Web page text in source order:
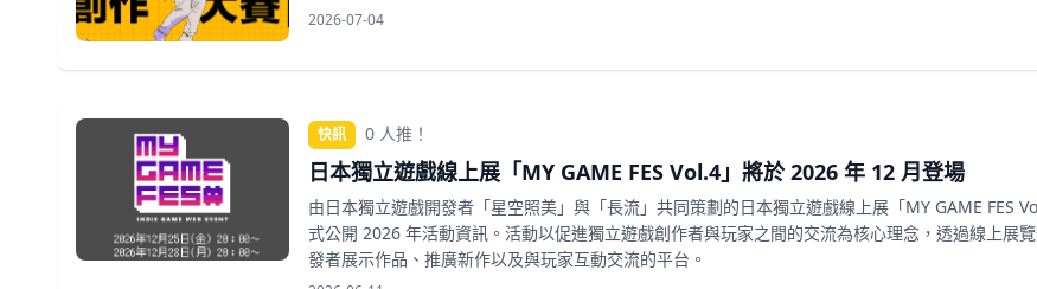
2026-07-04
快訊 0 人推！
日本獨立遊戲線上展「MY GAME FES Vol.4」將於 2026 年 12 月登場
由日本獨立遊戲開發者「星空照美」與「長流」共同策劃的日本獨立遊戲線上展「MY GAME FES
式公開 2026 年活動資訊。活動以促進獨立遊戲創作者與玩家之間的交流為核心理念，透過線上展
發者展示作品、推廣新作以及與玩家互動交流的平台。